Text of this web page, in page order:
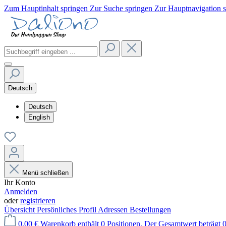
Zum Hauptinhalt springen Zur Suche springen Zur Hauptnavigation
Deutsch
Deutsch
English
Menü schließen
Ihr Konto
Anmelden
oderregistrieren
Übersicht Persönliches Profil Adressen Bestellungen
0,00 € Warenkorb enthält 0 Positionen. Der Gesamtwert beträgt